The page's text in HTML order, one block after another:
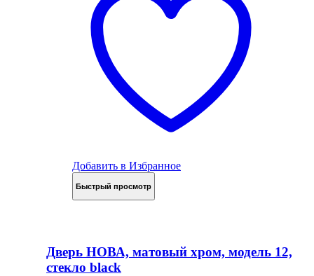
Добавить в Избранное
Быстрый просмотр
Дверь НОВА, матовый хром, модель 12,
стекло black